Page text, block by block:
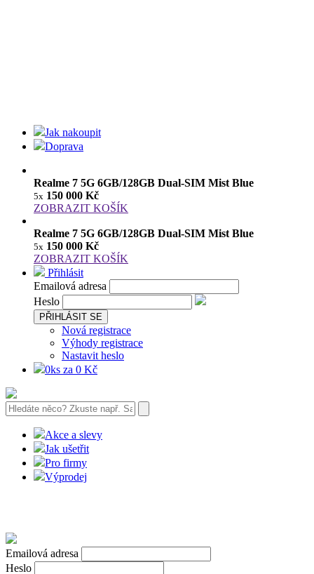
Jak nakoupit
Doprava
Realme 7 5G 6GB/128GB Dual-SIM Mist Blue
5x 150 000 Kč
ZOBRAZIT KOŠÍK
Realme 7 5G 6GB/128GB Dual-SIM Mist Blue
5x 150 000 Kč
ZOBRAZIT KOŠÍK
Přihlásit
Emailová adresa
Heslo
PŘIHLÁSIT SE
Nová registrace
Výhody registrace
Nastavit heslo
0ks za 0 Kč
Akce a slevy
Jak ušetřit
Pro firmy
Výprodej
Emailová adresa
Heslo